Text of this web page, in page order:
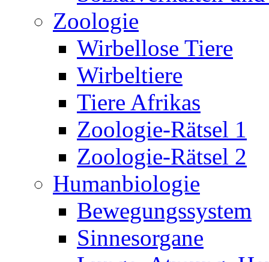
Zoologie
Wirbellose Tiere
Wirbeltiere
Tiere Afrikas
Zoologie-Rätsel 1
Zoologie-Rätsel 2
Humanbiologie
Bewegungssystem
Sinnesorgane